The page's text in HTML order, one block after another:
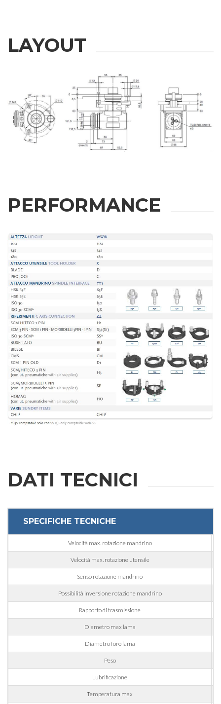
LAYOUT
PERFORMANCE
DATI TECNICI
SPECIFICHE TECNICHE
Velocità max. rotazione mandrino
Velocità max. rotazione utensile
Senso rotazione mandrino
Possibilità inversione rotazione mandrino
Rapporto di trasmissione
Diametro max lama
Diametro foro lama
Peso
Lubrificazione
Temperatura max